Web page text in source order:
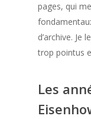
pages, qui
d’archive. Je
trop pointus
Les